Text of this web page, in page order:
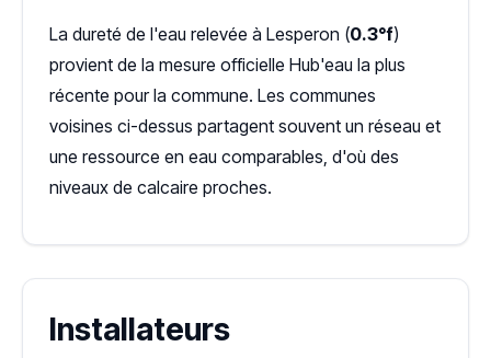
La dureté de l'eau relevée à Lesperon (0.3°f)
provient de la mesure officielle Hub'eau la plus
récente pour la commune. Les communes
voisines ci-dessus partagent souvent un réseau et
une ressource en eau comparables, d'où des
niveaux de calcaire proches.
Installateurs